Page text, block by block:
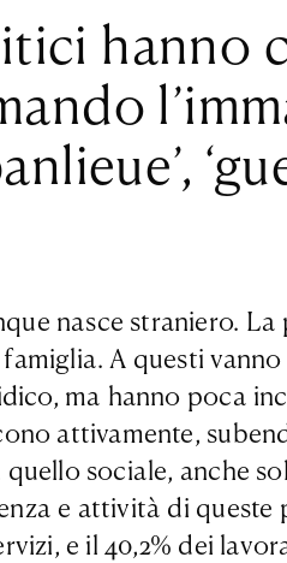
hanno
nasce straniero.
A questi
ma hanno poca
attivamente,
sociale, anche
e attività di
e il 40,2% dei